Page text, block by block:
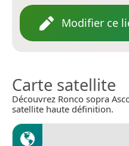
Modifier ce
Carte satellite
Découvrez Ronco sopra
satellite haute définition.